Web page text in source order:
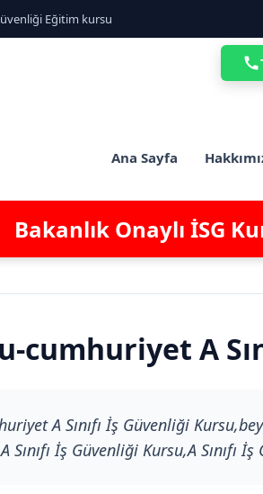
Eğitim kursu
Ana Sayfa
Bakanlık Onaylı İSG
cumhuriyet A
A Sınıfı İş Güvenliği
Sınıfı İş Güvenliği Kursu,A Sınıfı